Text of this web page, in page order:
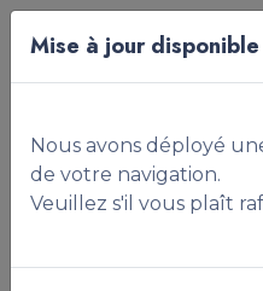
Acheter Construire
Mise à jour disponible
Nous avons déployé
de votre navigation.
Veuillez s'il vous plaît